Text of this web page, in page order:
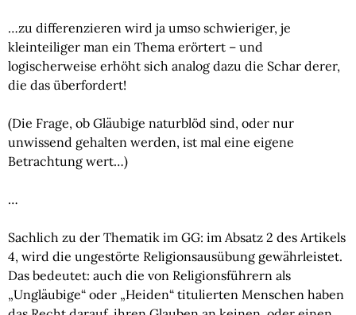
…zu differenzieren wird ja umso schwieriger, je
kleinteiliger man ein Thema erörtert – und
logischerweise erhöht sich analog dazu die Schar derer,
die das überfordert!
(Die Frage, ob Gläubige naturblöd sind, oder nur
unwissend gehalten werden, ist mal eine eigene
Betrachtung wert…)
…
Sachlich zu der Thematik im GG: im Absatz 2 des Artikels
4, wird die ungestörte Religionsausübung gewährleistet.
Das bedeutet: auch die von Religionsführern als
„Ungläubige“ oder „Heiden“ titulierten Menschen haben